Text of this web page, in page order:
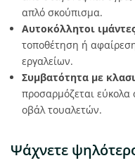
απλό σκούπισμα.
Αυτοκόλλητοι
τοποθέτηση ή
εργαλείων.
Συμβατότητα με
προσαρμόζεται εύκολα
οβάλ τουαλετών.
Ψάχνετε